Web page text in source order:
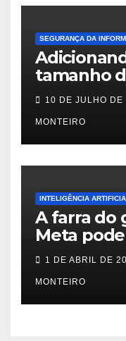
SEGURANÇA DA
tamanho
no PfSense
10 DE JULHO DE
MONTEIRO
INTELIGÊNCIA
A farra do
Meta
do Sul
1 DE ABRIL DE
MONTEIRO